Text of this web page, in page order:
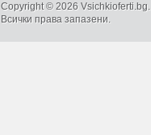
Copyright © 2026 Vsichkioferti.bg.
Всички права запазени.